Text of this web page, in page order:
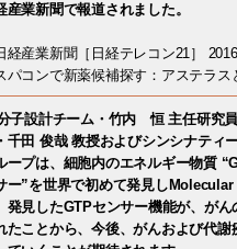
産業新聞で報道されました。
経産業新聞［日経テレコン21］
パコンで新薬候補探す：アステラス
子設計チーム・竹内 恒 主任研究
千田 俊哉 教授およびシンシナテ
ープは、細胞内のエネルギー物質
ー”を世界で初めて発見し
発見したGTPセンサー機能が、が
たことから、今後、がんおよび代